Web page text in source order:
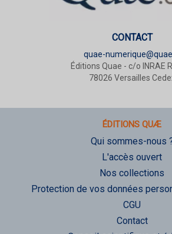
CONTACT
quae-
Éditions Quae - c/o INRAE
78026 Versailles
ÉDITIONS QUÆ
Qui sommes-nous
L'accès ouvert
Nos collections
Protection de vos données
CGU
Contact